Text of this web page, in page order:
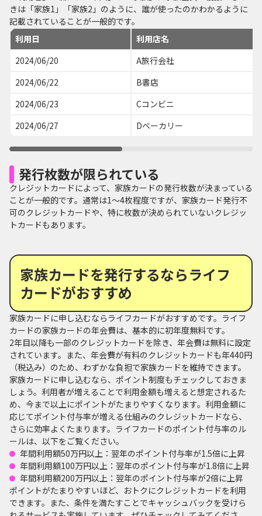
きは「家族1」「家族2」のように、誰が使ったのかわかるように
記載されていることが一般的です。
利用日
利用店名
2024/06/20
A旅行会社
2024/06/22
B書店
2024/06/23
Cコンビニ
2024/06/27
Dベーカリー
発行枚数が限られている
クレジットカードによって、家族カードの発行枚数が決まっている
ことが一般的です。通常は1～4枚程度ですが、家族カード発行不
可のクレジットカードや、特に枚数が決められていないクレジッ
トカードもあります。
家族カードを発行するならライフ
カードがおすすめ
家族カードに申し込むならライフカードがおすすめです。ライフ
カードの家族カードの年会費は、基本的に初年度無料です。
2年目以降も一部のクレジットカードを除き、年会費は無料に設定
されています。また、年会費が有料のクレジットカードも年440円
（税込み）のため、わずかな負担で家族カードを維持できます。
家族カードに申し込むなら、ポイント制度もチェックしておきま
しょう。利用者が増えることで利用金額も増えると想定されるた
め、今まで以上にポイントがたまりやすくなります。利用金額に
応じてポイント付与率が増える仕組みのクレジットカードなら、
さらに効率よくたまります。ライフカードのポイント付与率のル
ールは、以下をご覧ください。
年間利用額50万円以上：翌年のポイント付与率が1.5倍に上昇
年間利用額100万円以上：翌年のポイント付与率が1.8倍に上昇
年間利用額200万円以上：翌年のポイント付与率が2倍に上昇
ポイントがたまりやすいほど、おトクにクレジットカードを利用
できます。また、条件を満たすことでキャッシュバックを受けら